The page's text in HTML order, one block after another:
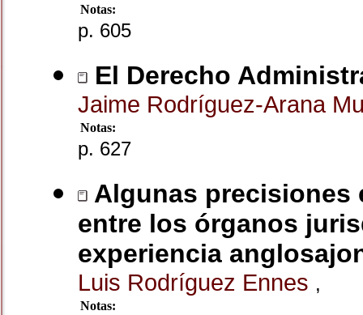
Notas:
p. 605
El Derecho
Jaime Rodríguez-Arana
Notas:
p. 627
Algunas
entre los órganos
experiencia
Luis Rodríguez Ennes ,
Notas: